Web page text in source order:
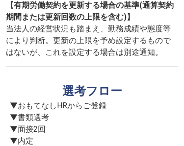
【有期労働契約を更新する場合の基準(通算契約
期間または更新回数の上限を含む)】
当法人の経営状況も踏まえ、勤務成績や態度等
により判断。更新の上限を予め設定するもので
はないが、これを設定する場合は別途通知。
選考フロー
▼おもてなしHRからご登録
▼書類選考
▼面接2回
▼内定